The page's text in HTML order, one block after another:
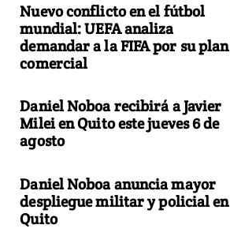
Nuevo conflicto en el fútbol
mundial: UEFA analiza
demandar a la FIFA por su plan
comercial
Daniel Noboa recibirá a Javier
Milei en Quito este jueves 6 de
agosto
Daniel Noboa anuncia mayor
despliegue militar y policial en
Quito